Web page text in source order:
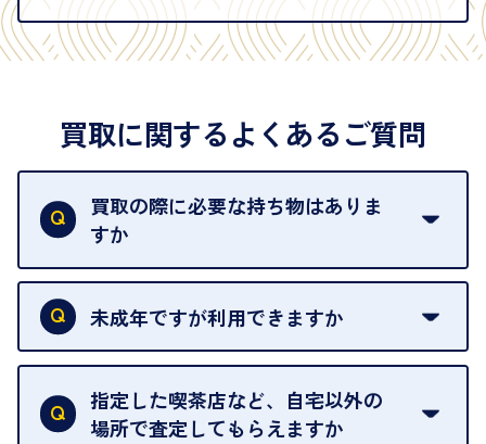
買取に関するよくあるご質問
買取の際に必要な持ち物はありま
すか
本人確認書類をご用意ください。ご利用になれる書
類はこちらをご確認ください。
未成年ですが利用できますか
18歳未満の方は、保護者の同意があってもご利用い
ただけません。
指定した喫茶店など、自宅以外の
場所で査定してもらえますか